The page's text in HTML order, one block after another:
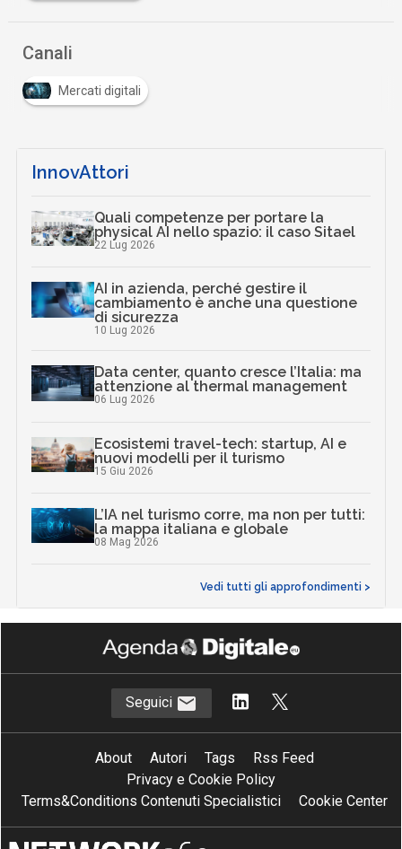
Canali
Mercati digitali
InnovAttori
Quali competenze per portare la
physical AI nello spazio: il caso Sitael
22 Lug 2026
AI in azienda, perché gestire il
cambiamento è anche una questione
di sicurezza
10 Lug 2026
Data center, quanto cresce l’Italia: ma
attenzione al thermal management
06 Lug 2026
Ecosistemi travel-tech: startup, AI e
nuovi modelli per il turismo
15 Giu 2026
L’IA nel turismo corre, ma non per tutti:
la mappa italiana e globale
08 Mag 2026
Vedi tutti gli approfondimenti >
Seguici
About Autori Tags
Rss Feed
Privacy e Cookie Policy
Terms&Conditions Contenuti Specialistici
Cookie Center